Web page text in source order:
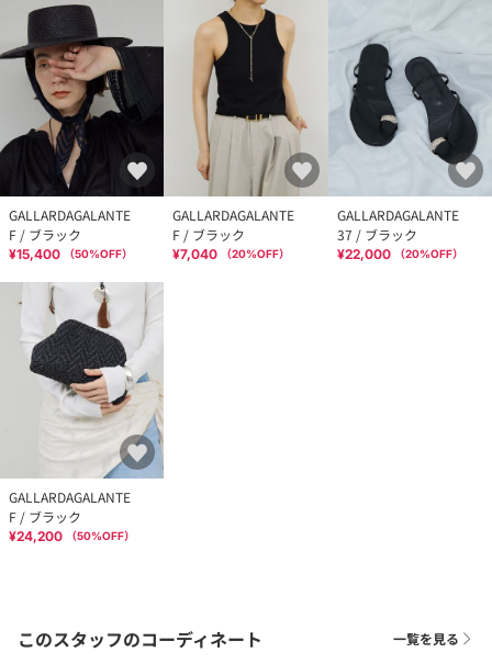
GALLARDAGALANTE
F / ブラック
¥15,400 （50%OFF）
GALLARDAGALANTE
F / ブラック
¥7,040 （20%OFF）
GALLARDAGALANTE
37 / ブラック
¥22,000 （20%OFF）
GALLARDAGALANTE
F / ブラック
¥24,200 （50%OFF）
このスタッフのコーディネート 一覧を見る